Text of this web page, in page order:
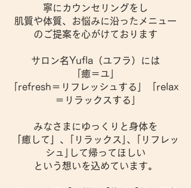
寧にカウンセリングをし
肌質や体質、お悩みに沿ったメニュー
のご提案を心がけております
サロン名Yufla（ユフラ）には
｢癒＝ユ｣
｢refresh＝リフレッシュする｣ ｢relax
＝リラックスする｣
みなさまにゆっくりと身体を
「癒して」、｢リラックス｣、｢リフレッ
シュ｣して帰ってほしい
という想いを込めています。